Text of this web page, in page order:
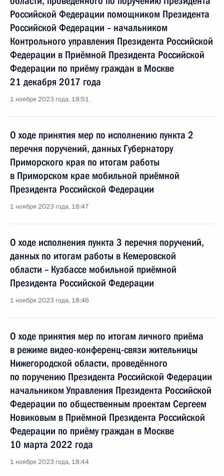
Российской Федерации помощником Президента
Российской Федерации – начальником
Контрольного управления Президента Российской
Федерации в Приёмной Президента Российской
Федерации по приёму граждан в Москве
21 декабря 2017 года
1 ноября 2023 года, 18:51
О ходе принятия мер по исполнению пункта 2
перечня поручений, данных Губернатору
Приморского края по итогам работы
в Приморском крае мобильной приёмной
Президента Российской Федерации
1 ноября 2023 года, 18:47
О ходе исполнения пункта 3 перечня поручений,
данных по итогам работы в Кемеровской
области – Кузбассе мобильной приёмной
Президента Российской Федерации
1 ноября 2023 года, 18:46
О ходе принятия мер по итогам личного приёма
в режиме видео-конференц-связи жительницы
Нижегородской области, проведённого
по поручению Президента Российской Федерации
начальником Управления Президента Российской
Федерации по общественным проектам Сергеем
Новиковым в Приёмной Президента Российской
Федерации по приёму граждан в Москве
10 марта 2022 года
1 ноября 2023 года, 18:44